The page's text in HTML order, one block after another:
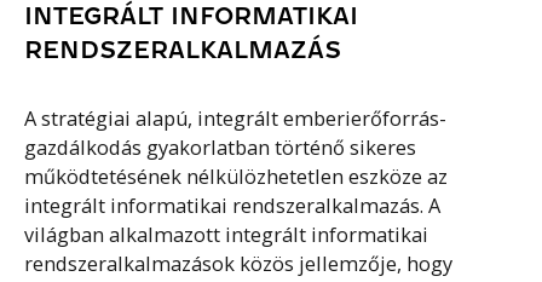
INTEGRÁLT INFORMATIKAI
RENDSZERALKALMAZÁS
A stratégiai alapú, integrált emberierőforrás-
gazdálkodás gyakorlatban történő sikeres
működtetésének nélkülözhetetlen eszköze az
integrált informatikai rendszeralkalmazás. A
világban alkalmazott integrált informatikai
rendszeralkalmazások közös jellemzője, hogy